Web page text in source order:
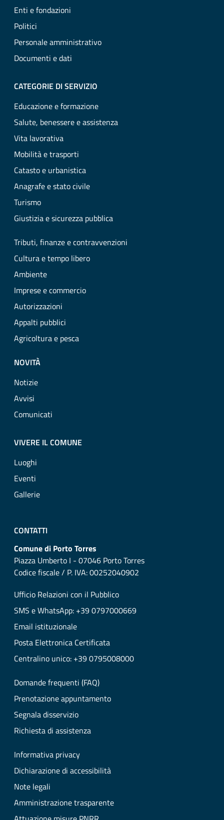
Enti e fondazioni
Politici
Personale amministrativo
Documenti e dati
CATEGORIE DI SERVIZIO
Educazione e formazione
Salute, benessere e assistenza
Vita lavorativa
Mobilità e trasporti
Catasto e urbanistica
Anagrafe e stato civile
Turismo
Giustizia e sicurezza pubblica
Tributi, finanze e contravvenzioni
Cultura e tempo libero
Ambiente
Imprese e commercio
Autorizzazioni
Appalti pubblici
Agricoltura e pesca
NOVITÀ
Notizie
Avvisi
Comunicati
VIVERE IL COMUNE
Luoghi
Eventi
Gallerie
CONTATTI
Comune di Porto Torres
Piazza Umberto I - 07046 Porto Torres
Codice fiscale / P. IVA: 00252040902
Ufficio Relazioni con il Pubblico
SMS e WhatsApp: +39 0797000669
Email istituzionale
Posta Elettronica Certificata
Centralino unico: +39 0795008000
Domande frequenti (FAQ)
Prenotazione appuntamento
Segnala disservizio
Richiesta di assistenza
Informativa privacy
Dichiarazione di accessibilità
Note legali
Amministrazione trasparente